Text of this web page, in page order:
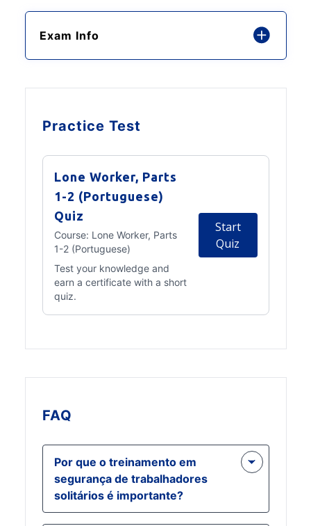
Exam Info
Practice Test
Lone Worker, Parts
1-2 (Portuguese)
Quiz
Course: Lone Worker, Parts
1-2 (Portuguese)
Test your knowledge and
earn a certificate with a short
quiz.
Start
Quiz
FAQ
Por que o treinamento em
segurança de trabalhadores
solitários é importante?